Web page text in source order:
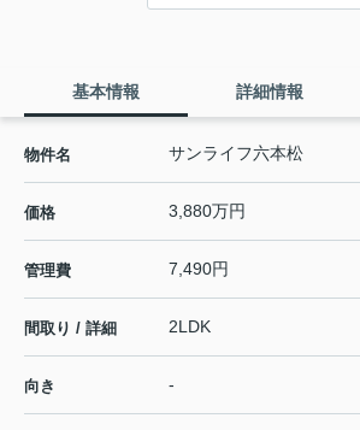
基本情報 詳細情報
物件名 サンライフ六本松
価格 3,880万円
管理費 7,490円
間取り / 詳細 2LDK
向き -